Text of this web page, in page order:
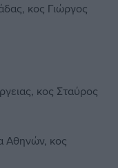
κος Γιώργος
κος Σταύρος
Αθηνών, κος